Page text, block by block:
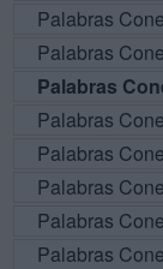
Palabras
Palabras
Palabras
Palabras
Palabras
Palabras
Palabras
Palabras